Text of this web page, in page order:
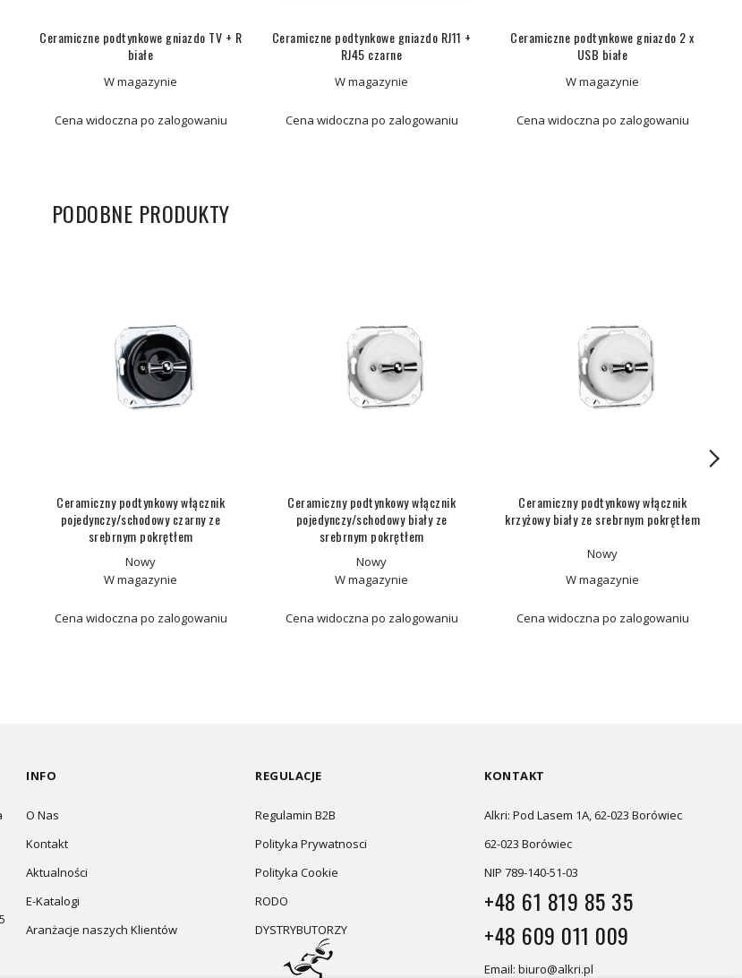
Ceramiczne podtynkowe gniazdo TV + R
białe
W magazynie
Cena widoczna po zalogowaniu
Ceramiczne podtynkowe gniazdo RJ11 +
RJ45 czarne
W magazynie
Cena widoczna po zalogowaniu
Ceramiczne podtynkowe gniazdo 2 x
USB białe
W magazynie
Cena widoczna po zalogowaniu
PODOBNE PRODUKTY
Ceramiczny podtynkowy włącznik
pojedynczy/schodowy czarny ze
srebrnym pokrętłem
Nowy
W magazynie
Cena widoczna po zalogowaniu
Ceramiczny podtynkowy włącznik
pojedynczy/schodowy biały ze
srebrnym pokrętłem
Nowy
W magazynie
Cena widoczna po zalogowaniu
Ceramiczny podtynkowy włącznik
krzyżowy biały ze srebrnym pokrętłem
Nowy
W magazynie
Cena widoczna po zalogowaniu
INFO
O Nas
Kontakt
Aktualności
E-Katalogi
Aranżacje naszych Klientów
REGULACJE
Regulamin B2B
Polityka Prywatnosci
Polityka Cookie
RODO
DYSTRYBUTORZY
KONTAKT
Alkri: Pod Lasem 1A, 62-023 Borówiec
62-023 Borówiec
NIP 789-140-51-03
+48 61 819 85 35
+48 609 011 009
Email: biuro@alkri.pl